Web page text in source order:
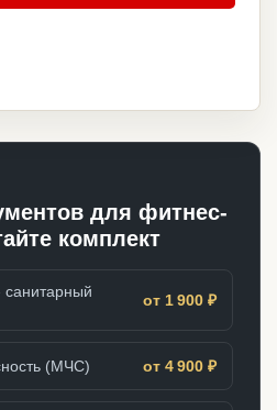
для фитнес-
комплект
санитарный
от 1 900 ₽
(МЧС) от 4 900 ₽